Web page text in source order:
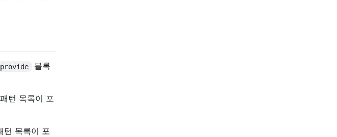
provide
블록
턴 목록이 포
턴 목록이 포